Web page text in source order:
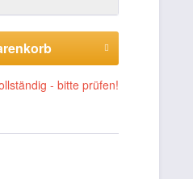
- bitte prüfen!